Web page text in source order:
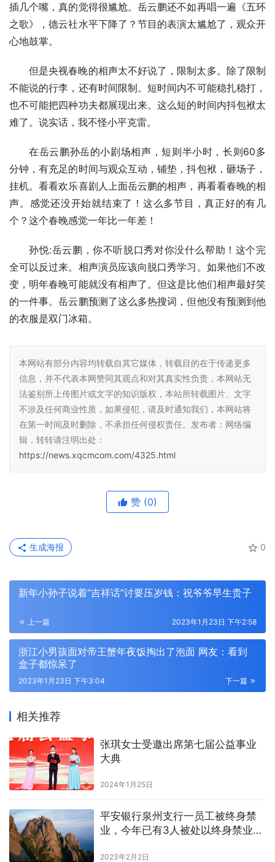
插几个嘴，真的觉得很尴尬。岳云鹏还不如再唱一遍《五环
之歌》，德云社水平下降了？节目的表演太尴尬了，观众开
心地鼓掌。
但是央视春晚的相声太不好说了，限制太多。除了限制
不能说的行李，还有时间限制。短时间内不可能稳扎稳打，
也不可能把四种功夫都展现出来。这么短的时间内抖包袱太
难了。说实话，我不怪小平克雷。
在岳云鹏孙岳的小剧场相声，短则半小时，长则60多
分钟，有充足的时间与观众互动，铺垫，抖包袱，砸场子，
挂机。看看欢乐喜剧人上面岳云鹏的相声，再看看春晚的相
声。感觉还没开始就结束了！这么多节目，真正好的有几
个？这个春晚感觉一年比一年差！​
孙悦:岳云鹏，你不听脱口秀对你没什么帮助！这个完
全可以反过来。相声演员应该向脱口秀学习。如果他们不改
变，明年春晚可能就没有相声了。但这是比他们相声最好笑
的一件事。岳云鹏预测了这么多热搜词，但他没有预测到他
的衣服是双门冰箱。
本网站有部分内容均转载自其它媒体，转载目的在于传递更多
信息，并不代表本网赞同其观点和对其真实性负责，本网站无
法鉴别所上传图片或文字的知识版权，本站所转载图片、文字
不涉及任何商业性质，如果侵犯，请及时通知我们，本网站将
在第一时间及时删除，不承担任何侵权责任。发布者：网络编
辑，转转请注明出处：
https://news.xqcmcom.com/4325.html
赞 (0)
0
生成海报
新年小孙子说着“吉祥话”讨要压岁钱：祝爷爷早生贵子
上一篇 2023年1月23日 下午2:58
浙江小男孩面对帝王蟹年夜饭掏出了泡面 网友：看到
盒子都惊呆了
下一篇
2023年1月23日 下午3:04
相关推荐
张琪女士受邀出席第七届公益事业
大典
2024年1月25日
平安银行泉州支行一员工被终身禁
业，今年已有3人被处以终身禁业处
2023年2月2日